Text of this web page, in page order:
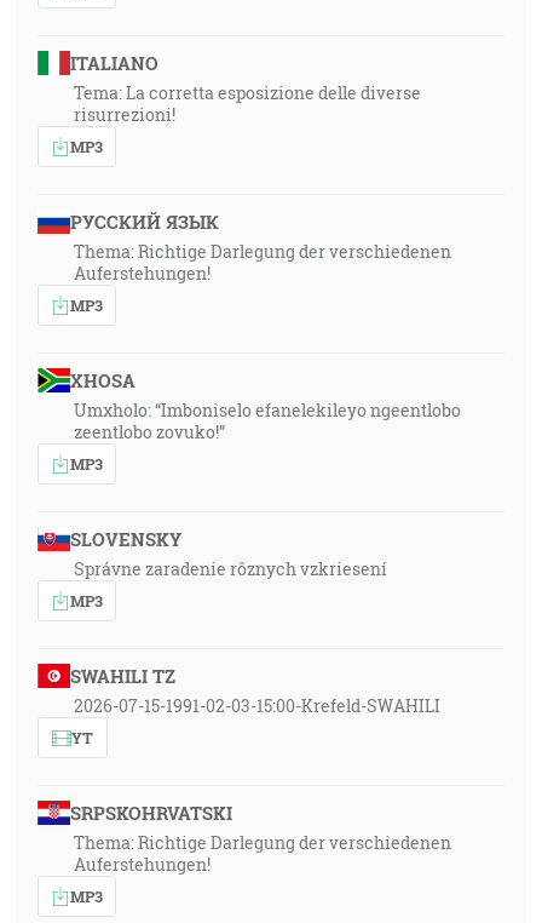
ITALIANO
Tema: La corretta esposizione delle diverse
risurrezioni!
MP3
РУССКИЙ ЯЗЫК
Thema: Richtige Darlegung der verschiedenen
Auferstehungen!
MP3
XHOSA
Umxholo: “Imboniselo efanelekileyo ngeentlobo
zeentlobo zovuko!”
MP3
SLOVENSKY
Správne zaradenie rôznych vzkriesení
MP3
SWAHILI TZ
2026-07-15-1991-02-03-15:00-Krefeld-SWAHILI
YT
SRPSKOHRVATSKI
Thema: Richtige Darlegung der verschiedenen
Auferstehungen!
MP3